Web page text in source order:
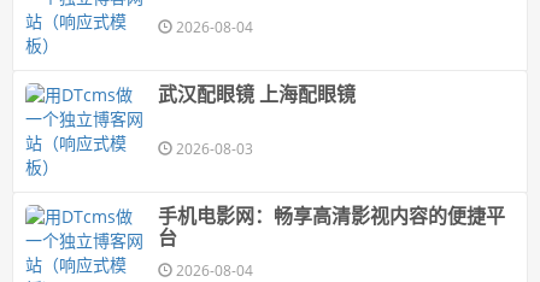
2026-08-04
武汉配眼镜 上海配眼镜
2026-08-03
手机电影网：畅享高清影视内容的便捷平
台
2026-08-04